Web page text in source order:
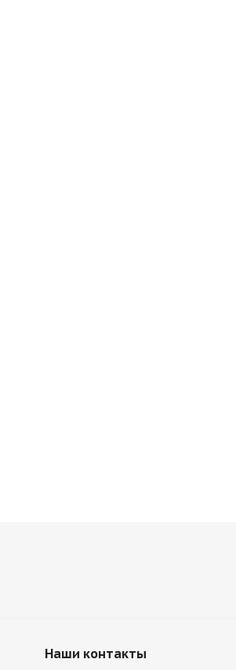
Наши контакты